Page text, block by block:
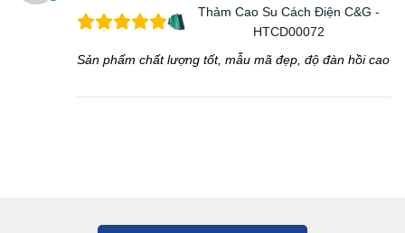
Thảm Cao Su Cách Điện C&G -
HTCD00072
Sản phẩm chất lượng tốt, mẫu mã đẹp, độ đàn hồi cao